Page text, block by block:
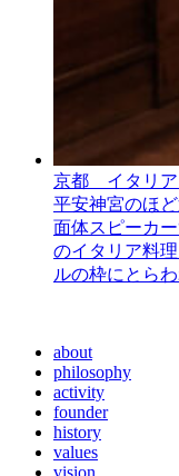
京都 イタリア
平安神宮のほ
面体スピーカ
のイタリア料
ルの枠にとら
about
philosophy
activity
founder
history
values